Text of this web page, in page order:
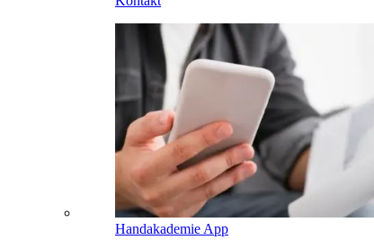
Handakademie App